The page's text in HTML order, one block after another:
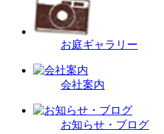
お庭ギャラリー
会社案内
お知らせ・ブログ